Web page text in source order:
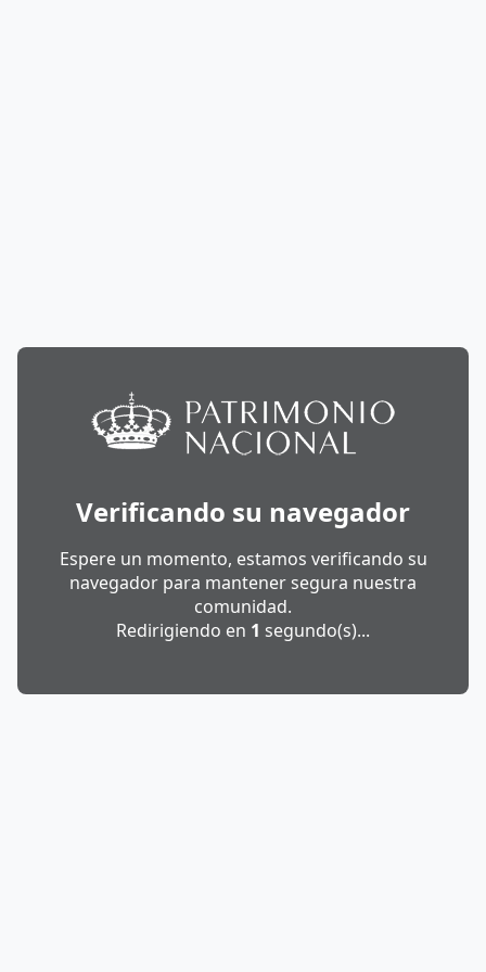
Verificando su navegador
Espere un momento, estamos verificando su
navegador para mantener segura nuestra
comunidad.
Redirigiendo en 1 segundo(s)...